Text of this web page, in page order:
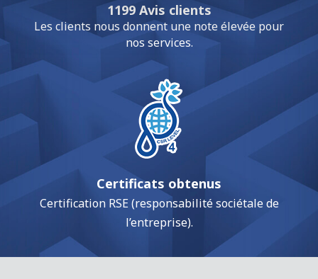
1199 Avis clients
Les clients nous donnent une note élevée pour
nos services.
Certificats obtenus
Certification RSE (responsabilité sociétale de
l’entreprise).